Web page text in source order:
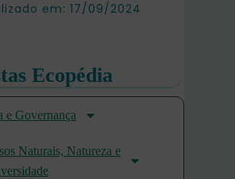
em: 17/09/2024
Ecopédia
e Governança
Naturais, Natureza e